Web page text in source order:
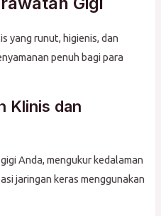
yang runut, higienis, dan
penuh bagi para
Klinis dan
Anda, mengukur kedalaman
jaringan keras menggunakan